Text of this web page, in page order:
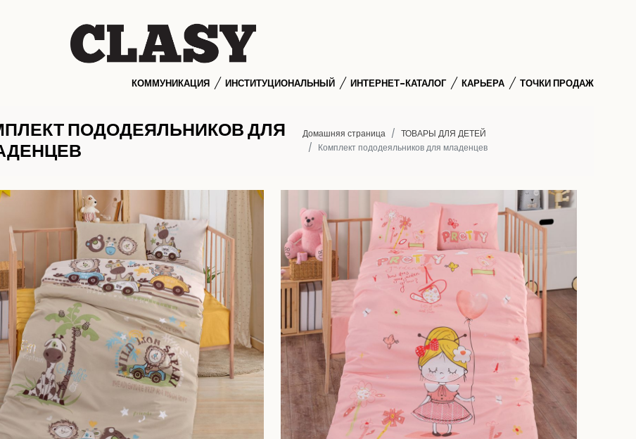
КОММУНИКАЦИЯ ИНСТИТУЦИОНАЛЬНЫЙ ИНТЕРНЕТ-КАТАЛОГ КАРЬЕРА ТОЧКИ ПРОДАЖ
ПОДОДЕЯЛЬНИКОВ ДЛЯ
Домашняя страница
ТОВАРЫ ДЛЯ ДЕТЕЙ
Комплект пододеяльников для младенцев